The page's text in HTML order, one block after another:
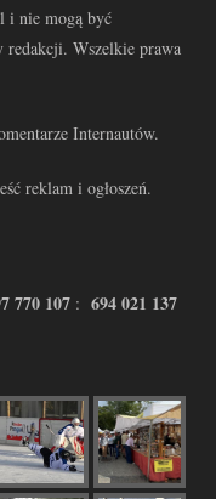
i nie mogą być
redakcji. Wszelkie prawa
Internautów.
reklam i ogłoszeń.
770 107 : 694 021 137